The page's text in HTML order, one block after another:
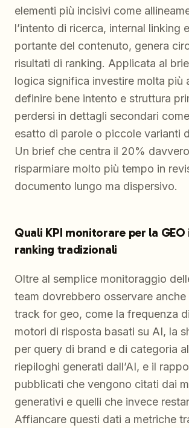
elementi più incisivi come
l’intento di ricerca, internal linking
portante del contenuto, genera
risultati di ranking. Applicata al
logica significa investire molta più
definire bene intento e struttura
perdersi in dettagli secondari
esatto di parole o piccole varianti
Un brief che centra il 20%
risparmiare molto più tempo in
documento lungo ma dispersivo.
Quali KPI monitorare per la GEO
ranking tradizionali
Oltre al semplice monitoraggio
team dovrebbero osservare
track for geo, come la frequenza
motori di risposta basati su AI, la
per query di brand e di categoria
riepiloghi generati dall’AI, e il
pubblicati che vengono citati dai
generativi e quelli che invece
Affiancare questi dati a metriche